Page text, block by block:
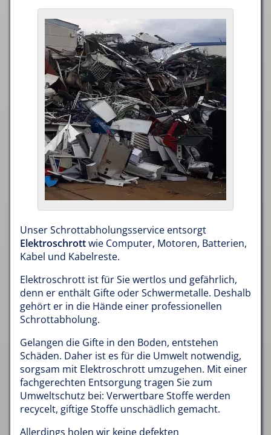
Unser Schrottabholungsservice entsorgt
Elektroschrottwie Computer, Motoren, Batterien,
Kabel und Kabelreste.
Elektroschrott ist für Sie wertlos und gefährlich,
denn er enthält Gifte oder Schwermetalle. Deshalb
gehört er in die Hände einer professionellen
Schrottabholung.
Gelangen die Gifte in den Boden, entstehen
Schäden. Daher ist es für die Umwelt notwendig,
sorgsam mit Elektroschrott umzugehen. Mit einer
fachgerechten Entsorgung tragen Sie zum
Umweltschutz bei: Verwertbare Stoffe werden
recycelt, giftige Stoffe unschädlich gemacht.
Allerdings holen wir keine defekten